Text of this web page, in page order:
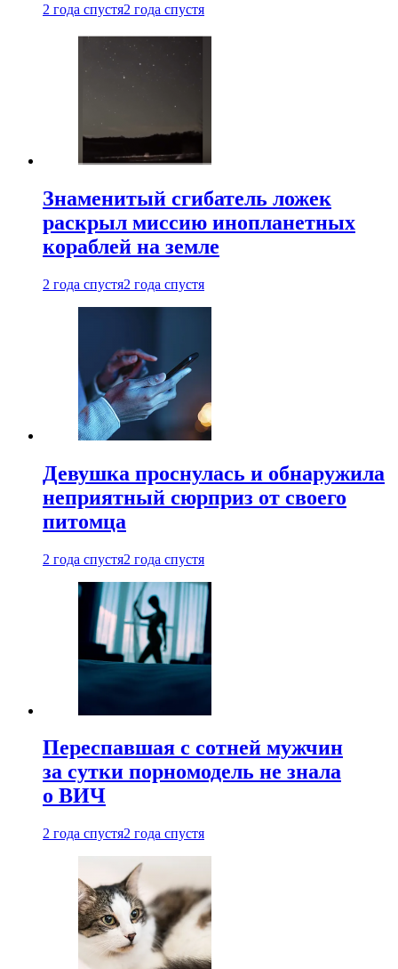
2 года спустя2 года спустя
Знаменитый сгибатель ложек
раскрыл миссию инопланетных
кораблей на земле
2 года спустя2 года спустя
Девушка проснулась и обнаружила
неприятный сюрприз от своего
питомца
2 года спустя2 года спустя
Переспавшая с сотней мужчин
за сутки порномодель не знала
о ВИЧ
2 года спустя2 года спустя